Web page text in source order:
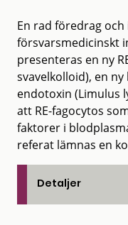
En rad föredrag
försvarsmedicinskt
presenteras en ny
svavelkolloid), en
endotoxin (Limulus
att RE-fagocytos
faktorer i
referat lämnas en
Detaljer